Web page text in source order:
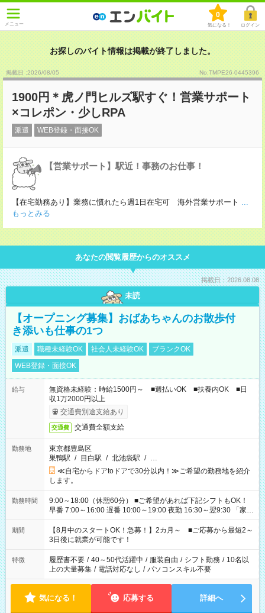
メニュー
0
気になる！ ログイン
お探しのバイト情報は掲載が終了しました。
掲載日 :2026/08/05 No.TMPE26-0445396
1900円＊虎ノ門ヒルズ駅すぐ！営業サポート
×コレポン・少しRPA
派遣 WEB登録・面接OK
【営業サポート】駅近！事務のお仕事！
【在宅勤務あり】業務に慣れたら週1日在宅可 海外営業サポート ...
もっとみる
あなたの閲覧履歴からのオススメ
掲載日：2026.08.08
未読
【オープニング募集】おばあちゃんのお散歩付
き添いも仕事の1つ
派遣 職種未経験OK 社会人未経験OK
ブランクOK
WEB登録・面接OK
給与
無資格未経験：時給1500円～ ■週払いOK ■扶養内OK ■日
収1万2000円以上
交通費別途支給あり
交通費 交通費全額支給
勤務地
東京都豊島区
巣鴨駅 / 目白駅 / 北池袋駅 / …
≪自宅からドアtoドアで30分以内！≫ご希望の勤務地を紹介
します。
勤務時間
9:00～18:00（休憩60分） ■ご希望があれば下記シフトもOK！
早番 7:00～16:00 遅番 10:00～19:00 夜勤 16:30～翌9:30 「家族
と休みを合わせたい」 「余裕を持って夕飯の準備がしたい」
「できれば残業はしたくない」 など、ご希望を教えてください
ね。 ※Wワーク希望の方へ 今ご覧のお仕事で希望する勤務時間
と、もう1つのお仕事の勤務時間。 合計で週40時間を超える場
合は応募できません。
期間
【8月中のスタートOK！急募！】2カ月～ ■ご応募から最短2～
3日後に就業が可能です！
特徴 履歴書不要 / 40～50代活躍中 / 服装自由 / シフト勤務 / 10名以
上の大量募集 / 電話対応なし / パソコンスキル不要
気になる！ 応募する 詳細へ